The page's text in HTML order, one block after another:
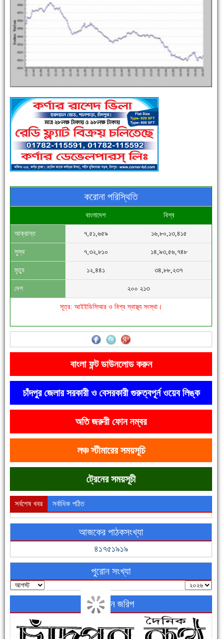
এক সপ্তাহে শনাক্ত বেড়েছে ৫৫%, মৃত্যু ৪৬%
পুলিশ সদস্যদের জন্যে এসপির মৌসুমি ফল উপহার
সিগমা ওয়েল ইন্ডাস্ট্রির মেকানিক ও গ্রাহক সভা
'বাংলা সাহিত্যানুরাগীরা তাঁর অবদানকে চিরকাল স্মরণ করবে'
দেশে রাস্তাঘাটসহ অনেক কিছুই হয়েছে, বাড়েনি কর্মসংস্থান
ফরিদগঞ্জের ভূমিহীন ২০ পরিবার আজ নিজের পাকা ঘরে উঠছে
করোনা পরিস্থিতি
বাংলাদেশ বিশ্ব
আক্রান্ত ৭,৫১,৬৫৯ ১৬,৮০,১৩,৪১৫
সুস্থ ৭,৩২,৮১০ ১৪,৯৩,৫৬,৭৪৮
মৃত্যু ১২,৪৪১ ৩৪,৮৮,২৩৭
দেশ ২০০ ২১৩
সূত্র: আইইডিসিআর ও বিশ্ব স্বাস্থ্য সংস্থা।
বাংলা ফন্ট ডাউনলোড করুন
চাঁদপুর জেলার সরকারী ও বেসরকারী গুরুত্বপূর্ন ওয়েব লিঙ্ক
অতি জরুরী ফোন নম্বর
লঞ্চ স্টীমারের সময়সূচি
ট্রেনের সময়সূচী
সর্বশেষ খবর সর্বাধিক পঠিত
আজকের পাঠকসংখ্যা
৪১৭৫১৯১৯
পুরোন সংখ্যা
অনলাইন জরিপ